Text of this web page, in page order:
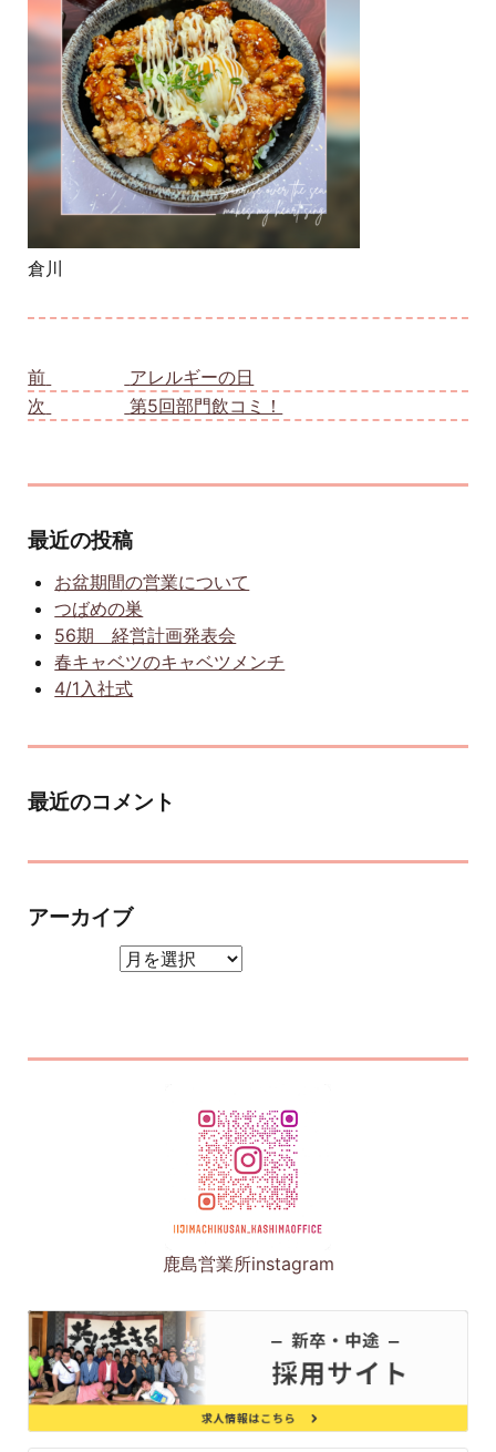
倉川
前
アレルギーの日
次
第5回部門飲コミ！
最近の投稿
お盆期間の営業について
つばめの巣
56期 経営計画発表会
春キャベツのキャベツメンチ
4/1入社式
最近のコメント
アーカイブ
鹿島営業所instagram